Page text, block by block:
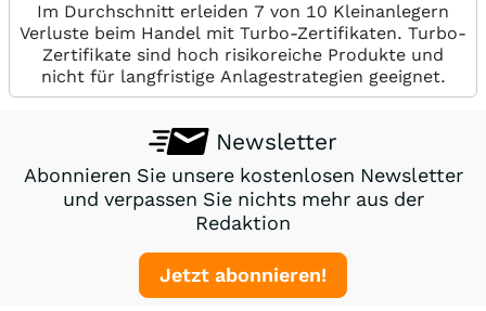
Im Durchschnitt erleiden 7 von 10 Kleinanlegern
Verluste beim Handel mit Turbo-Zertifikaten. Turbo-
Zertifikate sind hoch risikoreiche Produkte und
nicht für langfristige Anlagestrategien geeignet.
Newsletter
Abonnieren Sie unsere kostenlosen Newsletter
und verpassen Sie nichts mehr aus der
Redaktion
Jetzt abonnieren!